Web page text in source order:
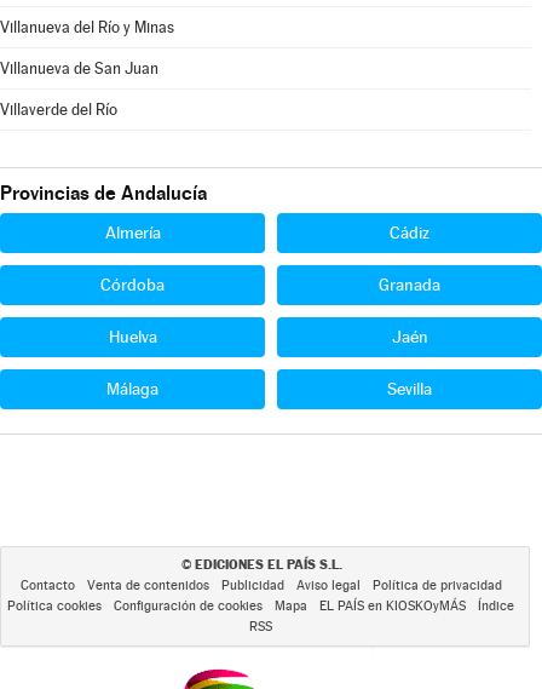
Villanueva del Río y Minas
Villanueva de San Juan
Villaverde del Río
Provincias de Andalucía
Almería Cádiz
Córdoba Granada
Huelva Jaén
Málaga Sevilla
© EDICIONES EL PAÍS S.L.
Contacto Venta de contenidos Publicidad Aviso legal
Política de privacidad
Política cookies
Configuración de cookies Mapa EL PAÍS en KIOSKOyMÁS
Índice
RSS